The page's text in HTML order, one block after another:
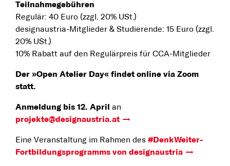
Teilnahmegebühren
Regulär: 40 Euro (zzgl. 20% USt.)
designaustria-Mitglieder & Studierende: 15 Euro (zzgl.
20% USt.)
10% Rabatt auf den Regulärpreis für CCA-Mitglieder
Der »Open Atelier Day« findet online via Zoom
statt.
Anmeldung bis 12. April an
projekte@designaustria.at
Eine Veranstaltung im Rahmen des #DenkWeiter-
Fortbildungsprogramms von designaustria